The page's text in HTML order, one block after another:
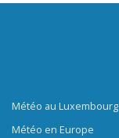
Météo au Luxembourg
Météo en Europe